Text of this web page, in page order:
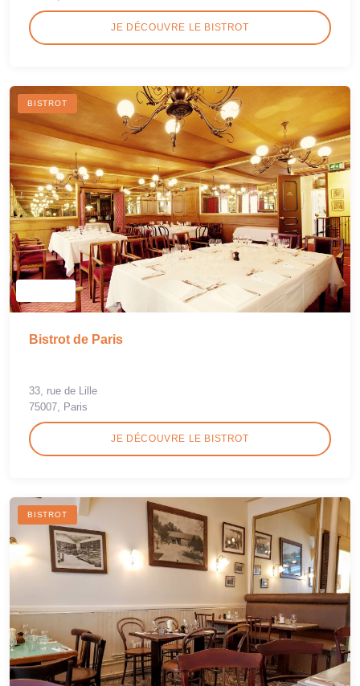
JE DÉCOUVRE LE BISTROT
BISTROT
Bistrot de Paris
33, rue de Lille
75007, Paris
JE DÉCOUVRE LE BISTROT
BISTROT